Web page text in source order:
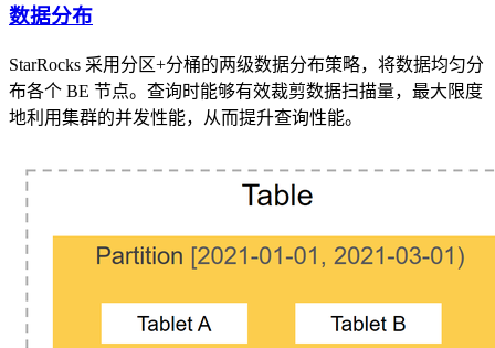
数据分布
StarRocks 采用分区+分桶的两级数据分布策略，将数据均匀分
布各个 BE 节点。查询时能够有效裁剪数据扫描量，最大限度
地利用集群的并发性能，从而提升查询性能。